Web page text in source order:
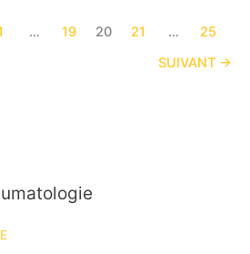
… 19 20 21 …
25
SUIVANT →